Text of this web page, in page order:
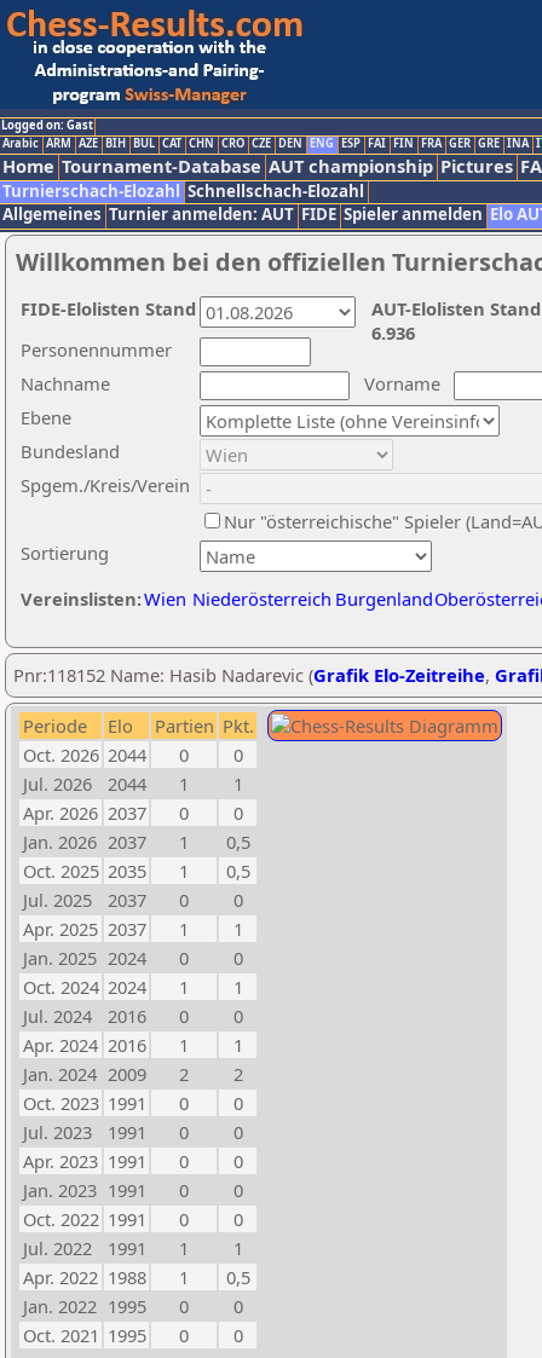
Logged on: Gast
Arabic ARM AZE BIH BUL CAT CHN CRO CZE DEN ENG ESP FAI FIN FRA GER GRE INA
Home Tournament-Database AUT championship Pictures
Turnierschach-Elozahl Schnellschach-Elozahl
Allgemeines Turnier anmelden: AUT FIDE Spieler anmelden Elo
Willkommen bei den offiziellen
Nachname
Vorname
Ebene
Sortierung
Personennummer
Bundesland
Spgem./Kreis/Verein
Nur "österreichische" Spieler
Vereinslisten:Wien Niederösterreich Burgenland
AUT-Elolisten
6.936
FIDE-Elolisten Stand
Pnr:118152 Name: Hasib Nadarevic (Grafik Elo-Zeitreihe,
Periode Elo Partien Pkt.
Oct. 2026 2044 0
0
Jul. 2026
2044 1
1
Apr. 2026 2037 0
0
Jan. 2026 2037 1
0,5
Oct. 2025 2035 1
0,5
Jul. 2025
2037 0
0
Apr. 2025 2037 1
1
Jan. 2025 2024 0
0
Oct. 2024 2024 1
1
Jul. 2024
2016 0
0
Apr. 2024 2016 1
1
Jan. 2024 2009 2
2
Oct. 2023 1991 0
0
Jul. 2023
1991 0
0
Apr. 2023 1991 0
0
Jan. 2023 1991 0
0
Oct. 2022 1991 0
0
Jul. 2022
1991 1
1
Apr. 2022 1988 1
0,5
Jan. 2022 1995 0
0
Oct. 2021 1995 0
0